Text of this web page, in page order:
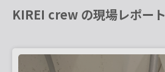
KIREI crew の現場レポート